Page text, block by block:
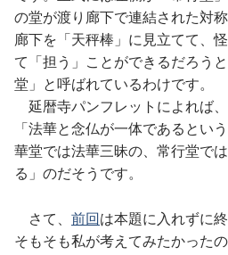
の堂が渡り廊下で連結された対
廊下を「天秤棒」に見立てて、
て「担う」ことができるだろう
堂」と呼ばれているわけです。
延暦寺パンフレットによれば、
「法華と念仏が一体であるとい
華堂では法華三昧の、常行堂で
る」のだそうです。
さて、 前回 は本題に入れずに
そもそも私が考えてみたかった